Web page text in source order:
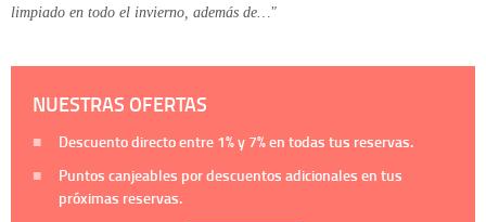
limpiado en todo el invierno, además de…"
NUESTRAS OFERTAS
Descuento directo entre 1%y 7%en todas tus reservas.
Puntos canjeables por descuentos adicionales en tus
próximas reservas.